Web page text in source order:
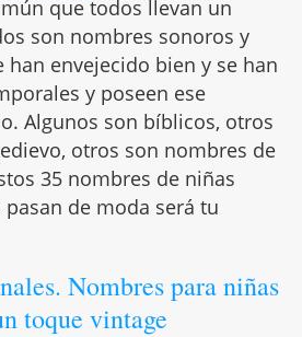
que todos llevan un
son nombres sonoros y
han envejecido bien y se han
y poseen ese
Algunos son bíblicos, otros
otros son nombres de
35 nombres de niñas
de moda será tu
Nombres para niñas
toque vintage